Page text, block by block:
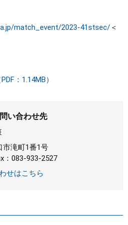
match_event/2023-41stsec/ ＜
：1.14MB）
い合わせ先
市滝町1番1号
：083-933-2527
せはこちら